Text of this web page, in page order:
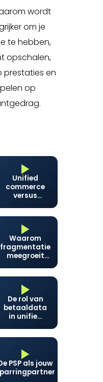
wordt
om je
te hebben,
opschalen,
prestaties en
op
Unified
commerce
versus
Waarom
fragmentatie
meegroeit
De rol van
betaaldata
in unified
PSP als jouw